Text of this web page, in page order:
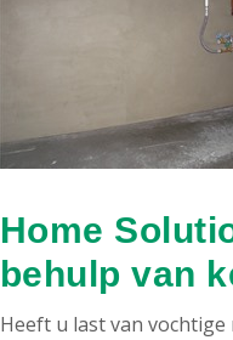
Home
behulp van
Heeft u last van vochtige